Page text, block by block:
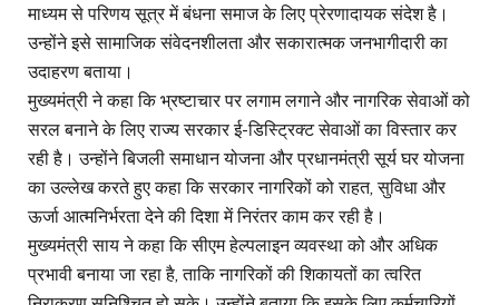
माध्यम से परिणय सूत्र में बंधना समाज के लिए प्रेरणादायक संदेश है।
उन्होंने इसे सामाजिक संवेदनशीलता और सकारात्मक जनभागीदारी का
उदाहरण बताया।
मुख्यमंत्री ने कहा कि भ्रष्टाचार पर लगाम लगाने और नागरिक सेवाओं को
सरल बनाने के लिए राज्य सरकार ई-डिस्ट्रिक्ट सेवाओं का विस्तार कर
रही है। उन्होंने बिजली समाधान योजना और प्रधानमंत्री सूर्य घर योजना
का उल्लेख करते हुए कहा कि सरकार नागरिकों को राहत, सुविधा और
ऊर्जा आत्मनिर्भरता देने की दिशा में निरंतर काम कर रही है।
मुख्यमंत्री साय ने कहा कि सीएम हेल्पलाइन व्यवस्था को और अधिक
प्रभावी बनाया जा रहा है, ताकि नागरिकों की शिकायतों का त्वरित